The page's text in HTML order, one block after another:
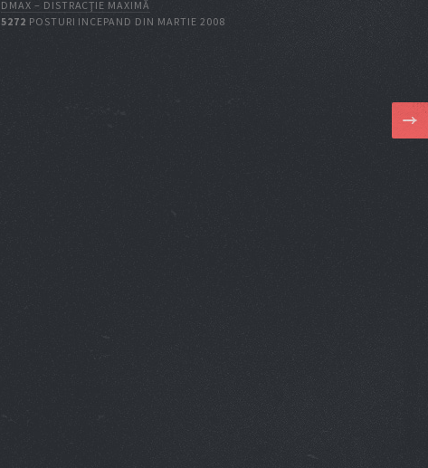
DMAX – DISTRACŢIE MAXIMĂ
5272 POSTURI INCEPAND DIN MARTIE 2008